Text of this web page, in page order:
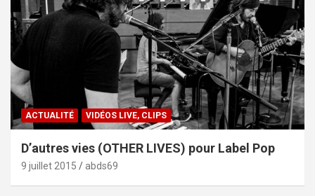
ACTUALITÉ VIDÉOS LIVE, CLIPS
D’autres vies (OTHER LIVES) pour Label Pop
9 juillet 2015 abds69